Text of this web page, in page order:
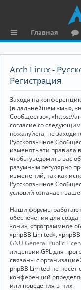
л
и
Главная
Arch Linux -
Регистрация
Заходя на
(в дальнейшем «мы»,
Сообщество», «https://
согласие со
пожалуйста, не
Русскоязычное
изменять эти правила
чтобы уведомить вас
разумным регулярно
изменений, так как
Русскоязычное
условий означает
Наши форумы
обеспечения для
«они», «программное
«phpBB Limited»,
GNU General Public
лицензии GPL для
связаны с
phpBB Limited не несёт
конференций
или поведения в них.